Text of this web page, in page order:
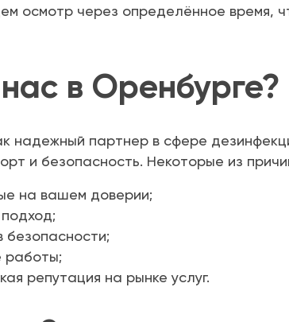
осмотр через определённое время,
в Оренбурге?
надежный партнер в сфере
и безопасность. Некоторые из
на вашем доверии;
работы;
репутация на рынке услуг.